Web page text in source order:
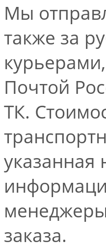
Мы
также за
Почтой
ТК.
указанная
заказа.